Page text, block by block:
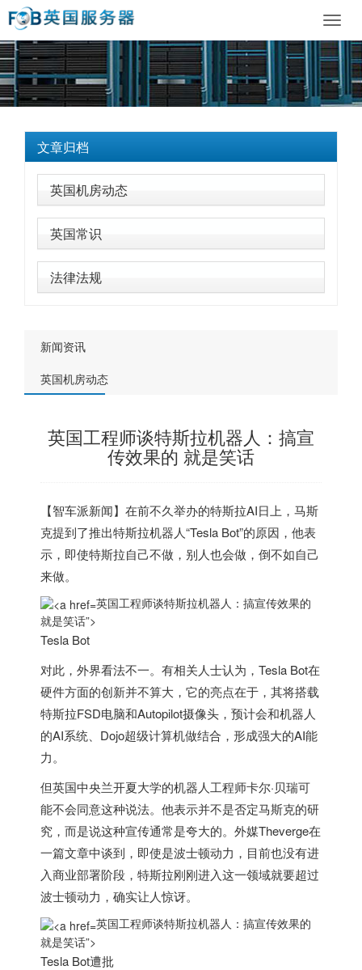
文章归档
英国机房动态
英国常识
法律法规
新闻资讯
英国机房动态
英国工程师谈特斯拉机器人：搞宣
传效果的 就是笑话
【智车派新闻】在前不久举办的特斯拉AI日上，马斯
克提到了推出特斯拉机器人“Tesla Bot”的原因，他表
示，即使特斯拉自己不做，别人也会做，倒不如自己
来做。
英国工程师谈特斯拉机器人：搞宣传效果的
就是笑话”>
Tesla Bot
对此，外界看法不一。有相关人士认为，Tesla Bot在
硬件方面的创新并不算大，它的亮点在于，其将搭载
特斯拉FSD电脑和Autopilot摄像头，预计会和机器人
的AI系统、Dojo超级计算机做结合，形成强大的AI能
力。
但英国中央兰开夏大学的机器人工程师卡尔·贝瑞可
能不会同意这种说法。他表示并不是否定马斯克的研
究，而是说这种宣传通常是夸大的。外媒Theverge在
一篇文章中谈到，即使是波士顿动力，目前也没有进
入商业部署阶段，特斯拉刚刚进入这一领域就要超过
波士顿动力，确实让人惊讶。
英国工程师谈特斯拉机器人：搞宣传效果的
就是笑话”>
Tesla Bot遭批